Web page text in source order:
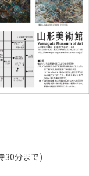
30分まで)